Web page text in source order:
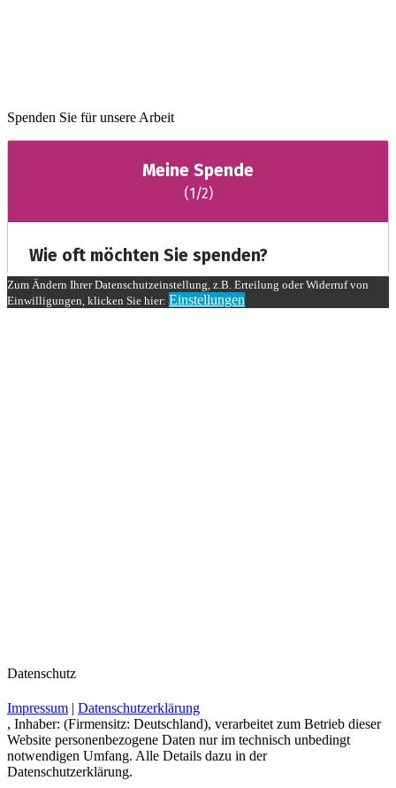
Spenden Sie für unsere Arbeit
Zum Ändern Ihrer Datenschutzeinstellung, z.B. Erteilung oder Widerruf von
Einwilligungen, klicken Sie hier: Einstellungen
Datenschutz
Impressum
Datenschutzerklärung
, Inhaber: (Firmensitz: Deutschland), verarbeitet zum Betrieb dieser
Website personenbezogene Daten nur im technisch unbedingt
notwendigen Umfang. Alle Details dazu in der
Datenschutzerklärung.